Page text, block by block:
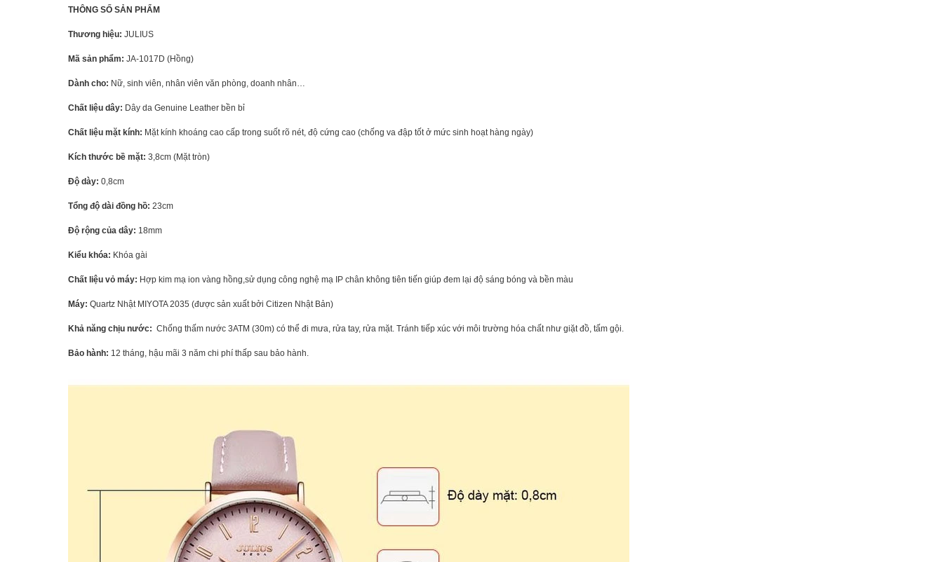
THÔNG SỐ SẢN PHẨM
Thương hiệu: JULIUS
Mã sản phẩm: JA-1017D (Hồng)
Dành cho: Nữ, sinh viên, nhân viên văn phòng, doanh nhân…
Chất liệu dây: Dây da Genuine Leather bền bỉ
Chất liệu mặt kính: Mặt kính khoáng cao cấp trong suốt rõ nét, độ cứng cao (chống va đập tốt ở mức sinh hoạt hàng ngày)
Kích thước bề mặt: 3,8cm (Mặt tròn)
Độ dày: 0,8cm
Tổng độ dài đồng hồ: 23cm
Độ rộng của dây: 18mm
Kiểu khóa: Khóa gài
Chất liệu vỏ máy: Hợp kim mạ ion vàng hồng,sử dụng công nghệ mạ IP chân không tiên tiến giúp đem lại độ sáng bóng và bền màu
Máy: Quartz Nhật MIYOTA 2035 (được sản xuất bởi Citizen Nhật Bản)
Khả năng chịu nước: Chống thấm nước 3ATM (30m) có thể đi mưa, rửa tay, rửa mặt. Tránh tiếp xúc với môi trường hóa chất như giặt đồ, tấm gội.
Bảo hành: 12 tháng, hậu mãi 3 năm chi phí thấp sau bảo hành.